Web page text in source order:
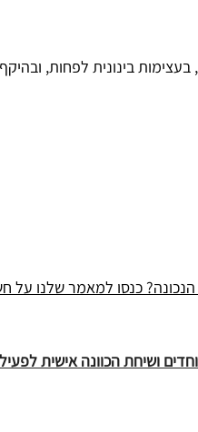
בינונית לפחות,
כנסו למאמר שלנו על
ושיחת הכוונה אישית